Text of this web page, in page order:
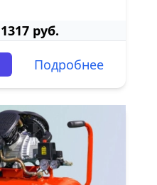
1317 руб.
Подробнее